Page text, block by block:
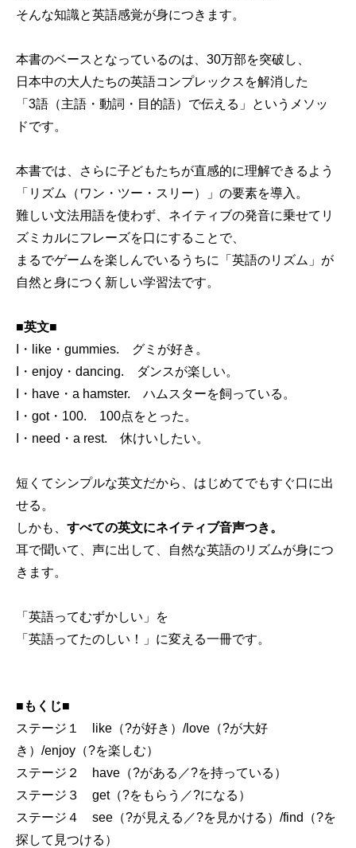
そんな知識と英語感覚が身につきます。
本書のベースとなっているのは、30万部を突破し、
日本中の大人たちの英語コンプレックスを解消した
「3語（主語・動詞・目的語）で伝える」というメソッ
ドです。
本書では、さらに子どもたちが直感的に理解できるよう
「リズム（ワン・ツー・スリー）」の要素を導入。
難しい文法用語を使わず、ネイティブの発音に乗せてリ
ズミカルにフレーズを口にすることで、
まるでゲームを楽しんでいるうちに「英語のリズム」が
自然と身につく新しい学習法です。
■英文■
I・like・gummies. グミが好き。
I・enjoy・dancing. ダンスが楽しい。
I・have・a hamster. ハムスターを飼っている。
I・got・100. 100点をとった。
I・need・a rest. 休けいしたい。
短くてシンプルな英文だから、はじめてでもすぐ口に出
せる。
しかも、 すべての英文にネイティブ音声つき。
耳で聞いて、声に出して、自然な英語のリズムが身につ
きます。
「英語ってむずかしい」を
「英語ってたのしい！」に変える一冊です。
■もくじ■
ステージ１ like（?が好き）/love（?が大好
き）/enjoy（?を楽しむ）
ステージ２ have（?がある／?を持っている）
ステージ３ get（?をもらう／?になる）
ステージ４ see（?が見える／?を見かける）/find（?を
探して見つける）